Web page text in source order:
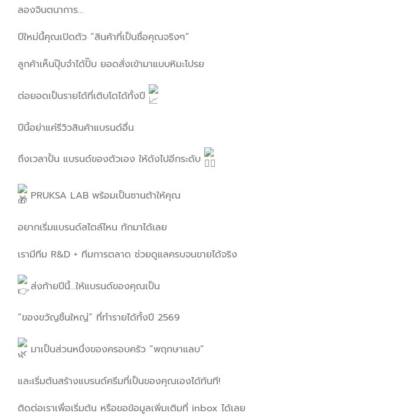
ลองจินตนาการ…
ปีใหม่นี้คุณเปิดตัว “สินค้าที่เป็นชื่อคุณจริงๆ”
ลูกค้าเห็นปุ๊บจำได้ปั๊บ ยอดสั่งเข้ามาแบบหิมะโปรย
ต่อยอดเป็นรายได้ที่เติบโตได้ทั้งปี
ปีนี้อย่าแค่รีวิวสินค้าแบรนด์อื่น
ถึงเวลาปั้น แบรนด์ของตัวเอง ให้ดังไปอีกระดับ
PRUKSA LAB พร้อมเป็นซานต้าให้คุณ
อยากเริ่มแบรนด์สไตล์ไหน ทักมาได้เลย
เรามีทีม R&D + ทีมการตลาด ช่วยดูแลครบจนขายได้จริง
ส่งท้ายปีนี้…ให้แบรนด์ของคุณเป็น
“ของขวัญชิ้นใหญ่” ที่ทำรายได้ทั้งปี 2569
มาเป็นส่วนหนึ่งของครอบครัว “พฤกษาแลบ”
และเริ่มต้นสร้างแบรนด์ครีมที่เป็นของคุณเองได้ทันที!
ติดต่อเราเพื่อเริ่มต้น หรือขอข้อมูลเพิ่มเติมที่ inbox ได้เลย